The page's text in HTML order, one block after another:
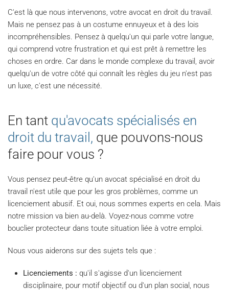
C'est là que nous intervenons, votre avocat en droit du travail.
Mais ne pensez pas à un costume ennuyeux et à des lois
incompréhensibles. Pensez à quelqu'un qui parle votre langue,
qui comprend votre frustration et qui est prêt à remettre les
choses en ordre. Car dans le monde complexe du travail, avoir
quelqu'un de votre côté qui connaît les règles du jeu n'est pas
un luxe, c'est une nécessité.
En tant qu'avocats spécialisés en
droit du travail, que pouvons-nous
faire pour vous ?
Vous pensez peut-être qu'un avocat spécialisé en droit du
travail n'est utile que pour les gros problèmes, comme un
licenciement abusif. Et oui, nous sommes experts en cela. Mais
notre mission va bien au-delà. Voyez-nous comme votre
bouclier protecteur dans toute situation liée à votre emploi.
Nous vous aiderons sur des sujets tels que :
Licenciements : qu'il s'agisse d'un licenciement
disciplinaire, pour motif objectif ou d'un plan social, nous